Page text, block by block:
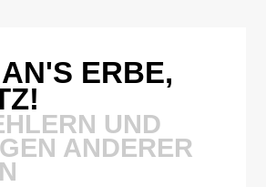
ERBE,
UND
ANDERER